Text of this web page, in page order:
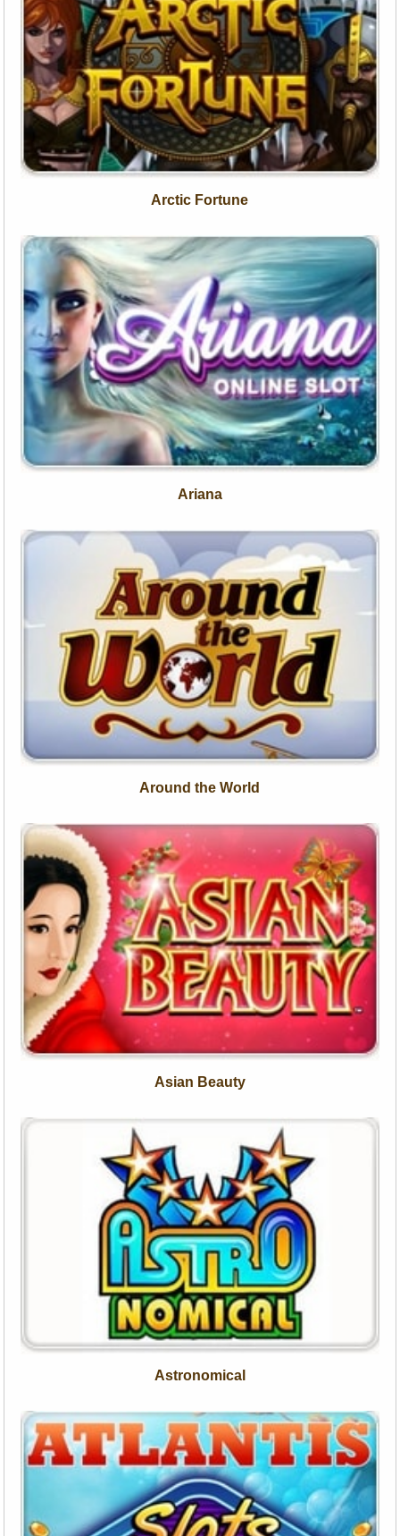
Arctic Fortune
Ariana
Around the World
Asian Beauty
Astronomical